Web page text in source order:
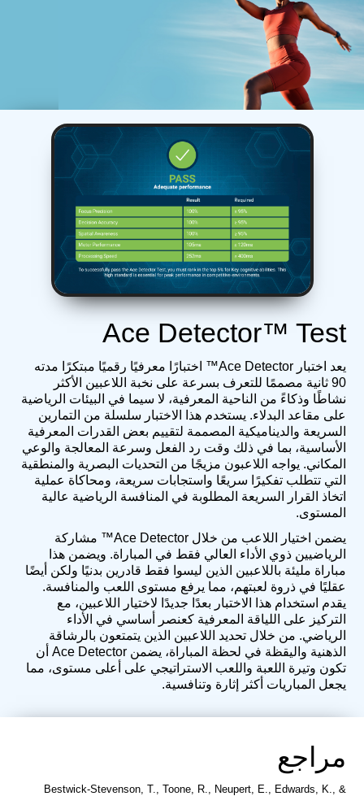
Ace Detector™ Test
يعد اختبار Ace Detector™ اختبارًا معرفيًا رقميًا مبتكرًا مدته
90 ثانية مصممًا للتعرف بسرعة على نخبة اللاعبين الأكثر
نشاطًا وذكاءً من الناحية المعرفية، لا سيما في البيئات الرياضية
على مقاعد البدلاء. يستخدم هذا الاختبار سلسلة من التمارين
السريعة والديناميكية المصممة لتقييم بعض القدرات المعرفية
الأساسية، بما في ذلك وقت رد الفعل وسرعة المعالجة والوعي
المكاني. يواجه اللاعبون مزيجًا من التحديات البصرية والمنطقية
التي تتطلب تفكيرًا سريعًا واستجابات سريعة، ومحاكاة عملية
اتخاذ القرار السريعة المطلوبة في المنافسة الرياضية عالية
المستوى.
يضمن اختيار اللاعب من خلال Ace Detector™ مشاركة
الرياضيين ذوي الأداء العالي فقط في المباراة. ويضمن هذا
مباراة مليئة باللاعبين الذين ليسوا فقط قادرين بدنيًا ولكن أيضًا
عقليًا في ذروة لعبتهم، مما يرفع مستوى اللعب والمنافسة.
يقدم استخدام هذا الاختبار بعدًا جديدًا لاختيار اللاعبين، مع
التركيز على اللياقة المعرفية كعنصر أساسي في الأداء
الرياضي. من خلال تحديد اللاعبين الذين يتمتعون بالرشاقة
الذهنية واليقظة في لحظة المباراة، يضمن Ace Detector أن
تكون وتيرة اللعبة واللعب الاستراتيجي على أعلى مستوى، مما
يجعل المباريات أكثر إثارة وتنافسية.
مراجع
Bestwick-Stevenson, T., Toone, R., Neupert, E., Edwards, K., &